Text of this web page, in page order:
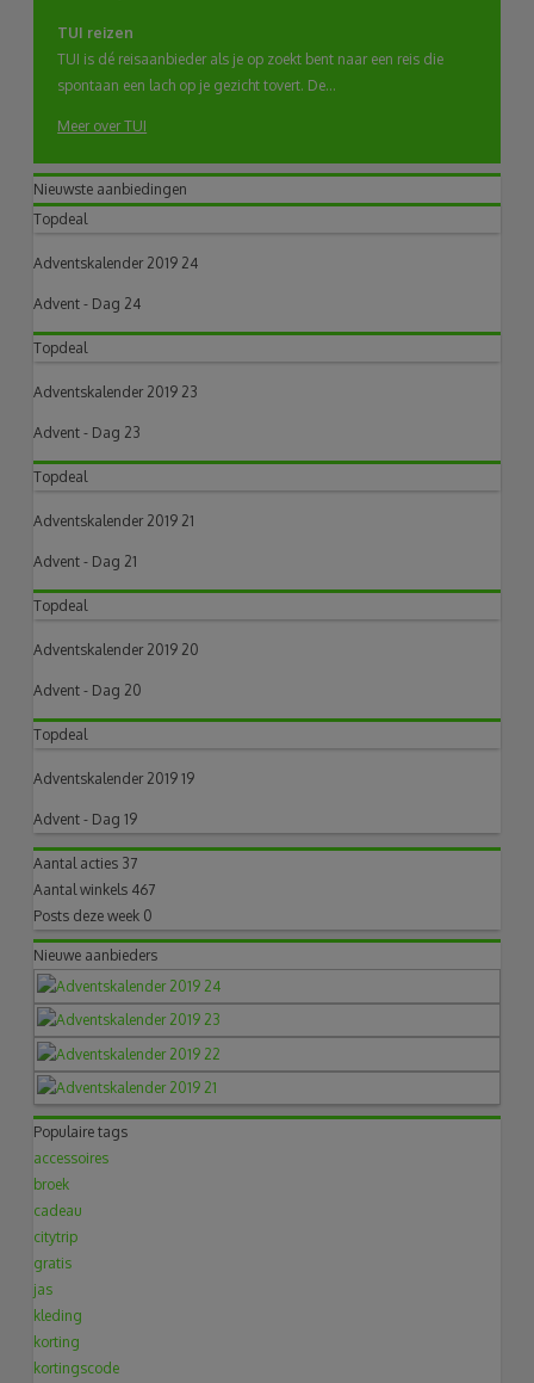
TUI reizen
TUI is dé reisaanbieder als je op zoekt bent naar een reis die
spontaan een lach op je gezicht tovert. De...
Meer over TUI
Nieuwste aanbiedingen
Topdeal
Adventskalender 2019 24
Advent - Dag 24
Topdeal
Adventskalender 2019 23
Advent - Dag 23
Topdeal
Adventskalender 2019 21
Advent - Dag 21
Topdeal
Adventskalender 2019 20
Advent - Dag 20
Topdeal
Adventskalender 2019 19
Advent - Dag 19
Aantal acties 37
Aantal winkels 467
Posts deze week 0
Nieuwe aanbieders
Populaire tags
accessoires
broek
cadeau
citytrip
gratis
jas
kleding
korting
kortingscode